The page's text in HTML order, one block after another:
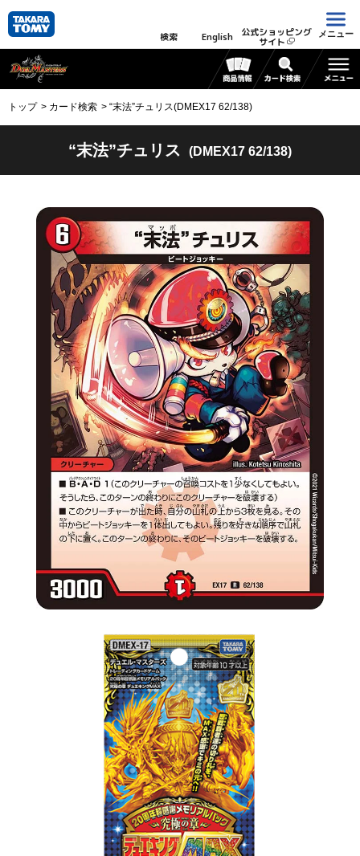
検索 English 公式ショッピング
サイト
メニュー
トップ カード検索 “末法”チュリス(DMEX17 62/138)
“末法”チュリス (DMEX17 62/138)